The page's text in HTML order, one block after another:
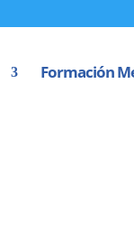
Formación